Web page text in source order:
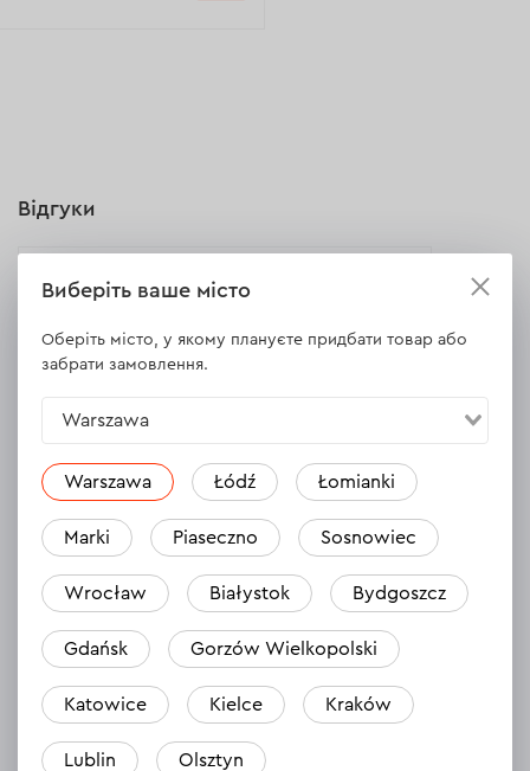
Відгуки
Насос вібраційний Dnipro-M NV-1
Wygląda na solidną, działa bez zastrzeżeń a
Безкоштовна доставка
Виберіть ваше місто
Оберіть місто, у якому плануєте придбати товар або
забрати замовлення.
Warszawa
Warszawa Łódź Łomianki
Marki Piaseczno Sosnowiec
Wrocław Białystok Bydgoszcz
Gdańsk Gorzów Wielkopolski
Katowice Kielce Kraków
Lublin Olsztyn